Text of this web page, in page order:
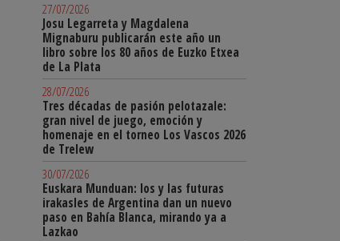
27/07/2026
Josu Legarreta y Magdalena
Mignaburu publicarán este año un
libro sobre los 80 años de Euzko Etxea
de La Plata
28/07/2026
Tres décadas de pasión pelotazale:
gran nivel de juego, emoción y
homenaje en el torneo Los Vascos 2026
de Trelew
30/07/2026
Euskara Munduan: los y las futuras
irakasles de Argentina dan un nuevo
paso en Bahía Blanca, mirando ya a
Lazkao